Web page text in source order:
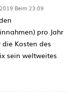
Beim 23:09
pro Jahr
Kosten des
sein weltweites